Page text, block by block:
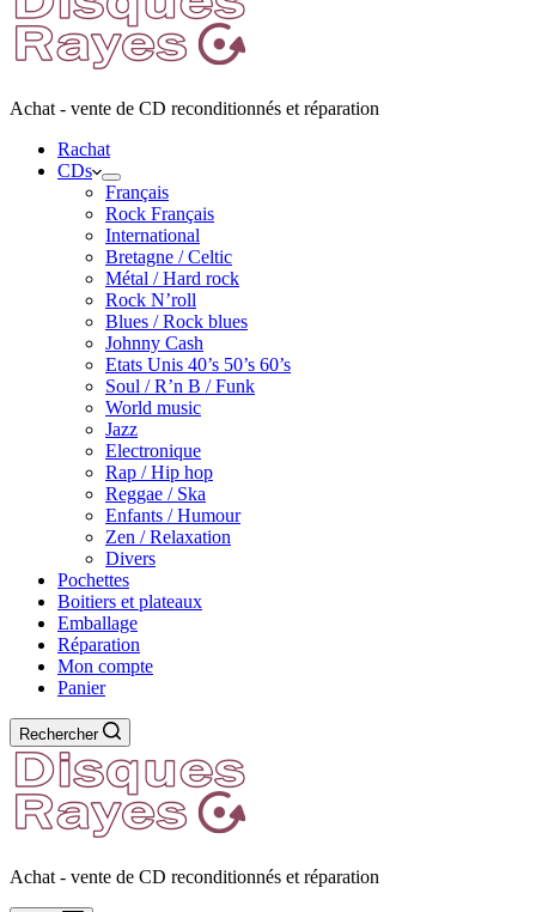
Achat - vente de CD reconditionnés et réparation
Rachat
CDs
Français
Rock Français
International
Bretagne / Celtic
Métal / Hard rock
Rock N’roll
Blues / Rock blues
Johnny Cash
Etats Unis 40’s 50’s 60’s
Soul / R’n B / Funk
World music
Jazz
Electronique
Rap / Hip hop
Reggae / Ska
Enfants / Humour
Zen / Relaxation
Divers
Pochettes
Boitiers et plateaux
Emballage
Réparation
Mon compte
Panier
Rechercher
Achat - vente de CD reconditionnés et réparation